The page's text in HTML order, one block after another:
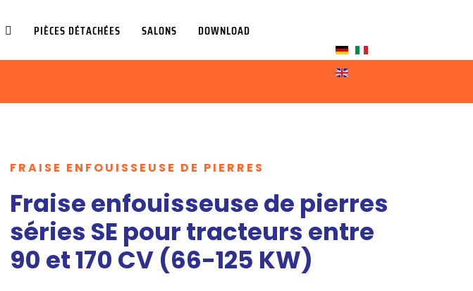
PIÈCES DÉTACHÉES SALONS DOWNLOAD
Sélectionnez votre
FRAISE ENFOUISSEUSE DE PIERRES
Fraise enfouisseuse de pierres
séries SE pour tracteurs entre
90 et 170 CV (66-125 KW)